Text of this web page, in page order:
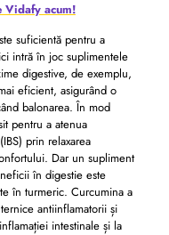
Vidafy acum!
suficientă pentru a
intră în joc suplimentele
digestive, de exemplu,
eficient, asigurând o
balonarea. În mod
pentru a atenua
prin relaxarea
Dar un supliment
în digestie este
în turmeric. Curcumina a
antiinflamatorii și
intestinale și la